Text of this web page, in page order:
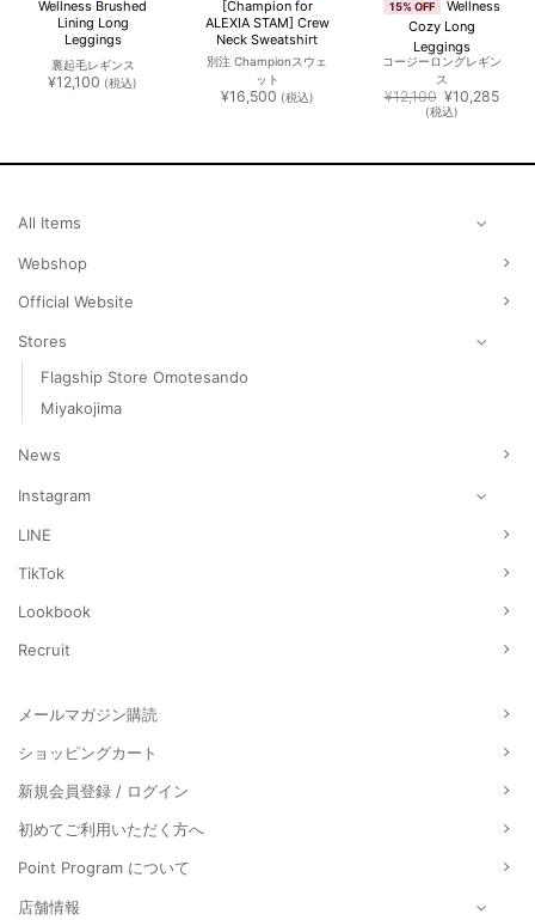
Wellness Brushed
Lining Long
Leggings
裏起毛レギンス
¥12,100 (税込)
[Champion for
ALEXIA STAM] Crew
Neck Sweatshirt
別注 Championスウェ
ット
¥16,500 (税込)
15% OFF
Wellness
Cozy Long
Leggings
コージーロングレギン
ス
¥12,100 元
の
価
¥12,100
¥10,285現
は
(税込)
All Items
Webshop
Official Website
Stores
Flagship Store Omotesando
Miyakojima
News
Instagram
LINE
TikTok
Lookbook
Recruit
メールマガジン購読
ショッピングカート
新規会員登録 / ログイン
初めてご利用いただく方へ
Point Program について
店舗情報